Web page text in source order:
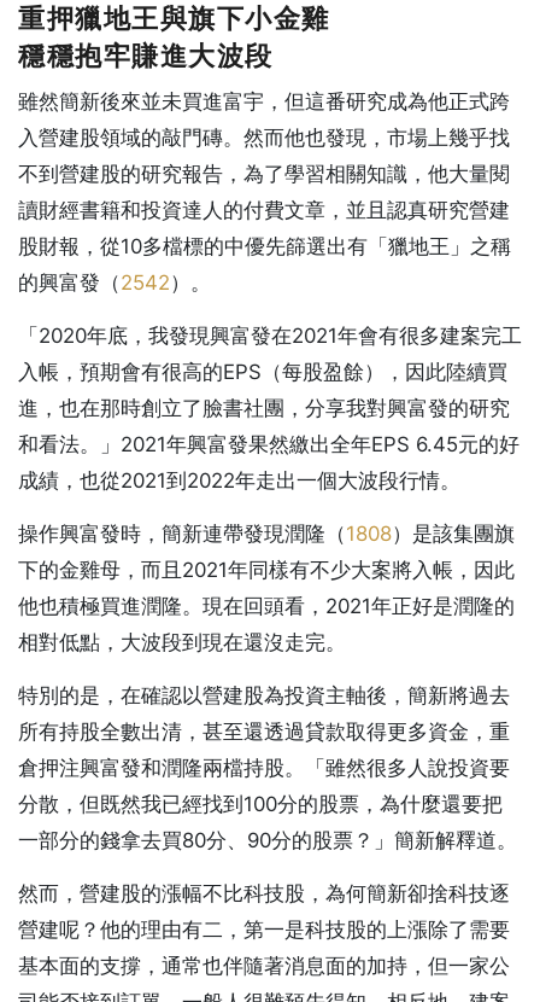
重押獵地王與旗下小金雞
穩穩抱牢賺進大波段
雖然簡新後來並未買進富宇，但這番研究成為他正式跨
入營建股領域的敲門磚。然而他也發現，市場上幾乎找
不到營建股的研究報告，為了學習相關知識，他大量閱
讀財經書籍和投資達人的付費文章，並且認真研究營建
股財報，從10多檔標的中優先篩選出有「獵地王」之稱
的興富發（2542）。
「2020年底，我發現興富發在2021年會有很多建案完工
入帳，預期會有很高的EPS（每股盈餘），因此陸續買
進，也在那時創立了臉書社團，分享我對興富發的研究
和看法。」2021年興富發果然繳出全年EPS 6.45元的好
成績，也從2021到2022年走出一個大波段行情。
操作興富發時，簡新連帶發現潤隆（1808）是該集團旗
下的金雞母，而且2021年同樣有不少大案將入帳，因此
他也積極買進潤隆。現在回頭看，2021年正好是潤隆的
相對低點，大波段到現在還沒走完。
特別的是，在確認以營建股為投資主軸後，簡新將過去
所有持股全數出清，甚至還透過貸款取得更多資金，重
倉押注興富發和潤隆兩檔持股。「雖然很多人說投資要
分散，但既然我已經找到100分的股票，為什麼還要把
一部分的錢拿去買80分、90分的股票？」簡新解釋道。
然而，營建股的漲幅不比科技股，為何簡新卻捨科技逐
營建呢？他的理由有二，第一是科技股的上漲除了需要
基本面的支撐，通常也伴隨著消息面的加持，但一家公